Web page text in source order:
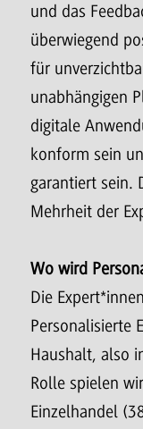
und das
überwiegend
für
unabhängigen
digitale
konform sein
garantiert sein.
Mehrheit der
Wo wird
Die
Personalisierte
Haushalt, also
Rolle spielen
Einzelhandel